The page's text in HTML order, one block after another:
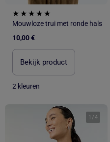
Mouwloze trui met ronde hals
10,00 €
Bekijk product
2 kleuren
1 /4